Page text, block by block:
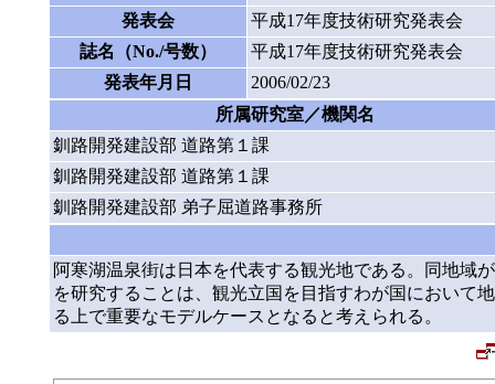
発表会
平成17年度技術研究発表会
誌名（No./号数）
平成17年度技術研究発表会
発表年月日
2006/02/23
所属研究室／機関名
釧路開発建設部 道路第１課
釧路開発建設部 道路第１課
釧路開発建設部 弟子屈道路事務所
阿寒湖温泉街は日本を代表する観光地である。同地域
を研究することは、観光立国を目指すわが国において
る上で重要なモデルケースとなると考えられる。